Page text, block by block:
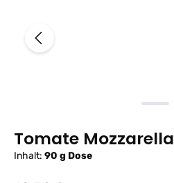
Tomate Mozzarella
Inhalt: 90 g Dose